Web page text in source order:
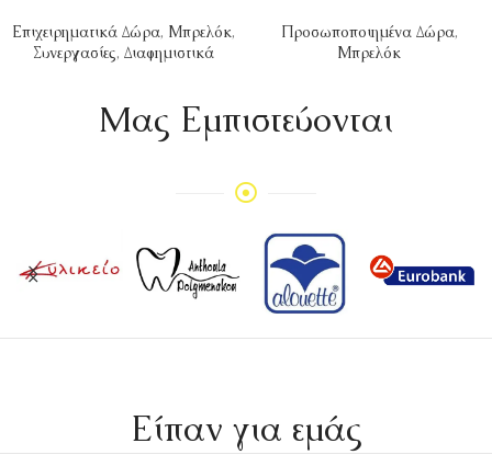
Επιχειρηματικά Δώρα, Μπρελόκ,
Συνεργασίες, Διαφημιστικά
Προσωποποιημένα Δώρα,
Μπρελόκ
Mας Εμπιστεύονται
Είπαν για εμάς